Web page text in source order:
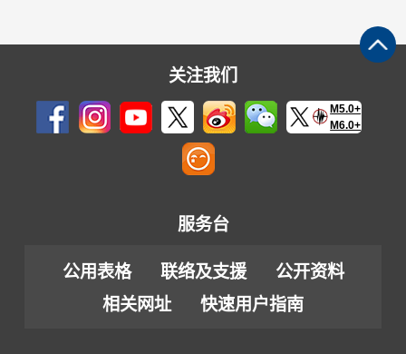
关注我们
M5.0+
M6.0+
服务台
公用表格 联络及支援
公开资料
相关网址
快速用户指南